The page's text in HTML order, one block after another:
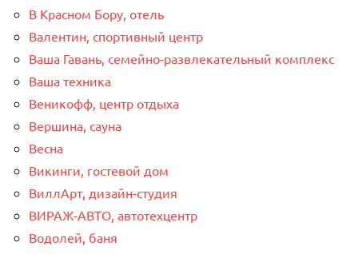
В Красном Бору, отель
Валентин, спортивный центр
Ваша Гавань, семейно-развлекательный комплекс
Ваша техника
Веникофф, центр отдыха
Вершина, сауна
Весна
Викинги, гостевой дом
ВиллАрт, дизайн-студия
ВИРАЖ-АВТО, автотехцентр
Водолей, баня